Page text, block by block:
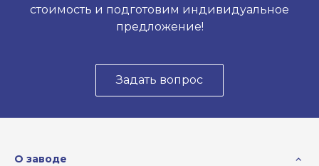
стоимость и подготовим индивидуальное
предложение!
Задать вопрос
О заводе